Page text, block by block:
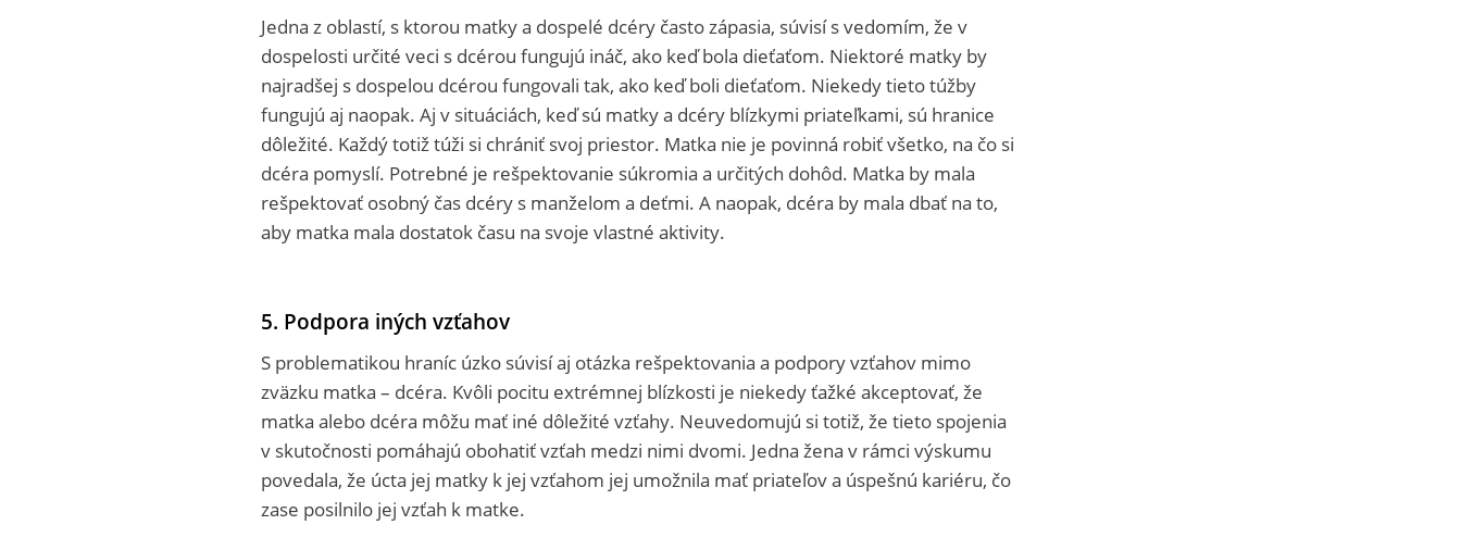
Jedna z oblastí, s ktorou matky a dospelé dcéry často zápasia, súvisí s vedomím, že v
dospelosti určité veci s dcérou fungujú ináč, ako keď bola dieťaťom. Niektoré matky by
najradšej s dospelou dcérou fungovali tak, ako keď boli dieťaťom. Niekedy tieto túžby
fungujú aj naopak. Aj v situáciách, keď sú matky a dcéry blízkymi priateľkami, sú hranice
dôležité. Každý totiž túži si chrániť svoj priestor. Matka nie je povinná robiť všetko, na čo si
dcéra pomyslí. Potrebné je rešpektovanie súkromia a určitých dohôd. Matka by mala
rešpektovať osobný čas dcéry s manželom a deťmi. A naopak, dcéra by mala dbať na to,
aby matka mala dostatok času na svoje vlastné aktivity.
5. Podpora iných vzťahov
S problematikou hraníc úzko súvisí aj otázka rešpektovania a podpory vzťahov mimo
zväzku matka – dcéra. Kvôli pocitu extrémnej blízkosti je niekedy ťažké akceptovať, že
matka alebo dcéra môžu mať iné dôležité vzťahy. Neuvedomujú si totiž, že tieto spojenia
v skutočnosti pomáhajú obohatiť vzťah medzi nimi dvomi. Jedna žena v rámci výskumu
povedala, že úcta jej matky k jej vzťahom jej umožnila mať priateľov a úspešnú kariéru, čo
zase posilnilo jej vzťah k matke.